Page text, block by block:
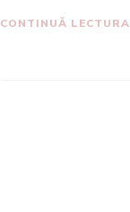
CONTINUĂ LECTURA